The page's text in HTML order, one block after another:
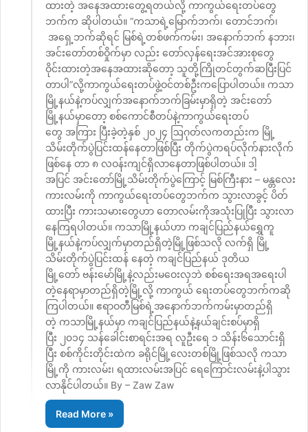
ထားတဲ့ အနေအထားတွေ့ရတယ်လို့ ကာကွယ်ရေးတပ်တွေ
ဘက်က ဆိုပါတယ်။ “ကသာရဲ့မြောက်ဘက်၊ တောင်ဘက်၊
အရှေ့ဘက်ဆိုရင် မြစ်ရဲ့တစ်ဖက်ကမ်း၊ အနောက်ဘက် နဘား၊
အင်းတော်တစ်ဝှိုက်မှာ လည်း တော်လှန်ရေးအင်အားစုတွေ
ဝိုင်းထားတဲ့အနေအထားဆိုတော့ သူတို့ကြိုတင်တွက်ဆပြီးပြင်
တာပါ”လို့ကာကွယ်ရေးတပ်ဖွဲ့ဝင်တစ်ဦးကပြောပါတယ်။ ကသာ
မြို့နယ်နဲ့ကပ်လျှက်အနောက်ဘက်ခြမ်းမှာရှိတဲ့ အင်းတော်
မြို့နယ်မှာတော့ စစ်ကောင်စီတပ်နဲ့ကာကွယ်ရေးတပ်
တွေ အကြား ပြီးခဲ့တဲ့နှစ် ၂၀၂၄ ဩဂုတ်လကတည်းက မြို့
သိမ်းတိုက်ပွဲပြင်းထန်နေတာဖြစ်ပြီး တိုက်ပွဲကရပ်လိုက်နားလိုက်
ဖြစ်နေ တာ ၈ လဝန်းကျင်ရှိလာနေတာဖြစ်ပါတယ်။ ဒါ့
အပြင် အင်းတော်မြို့သိမ်းတိုက်ပွဲကြောင့် မြစ်ကြီးနား – မန္တလေး
ကားလမ်းကို ကာကွယ်ရေးတပ်တွေဘက်က သွားလာခွင့် ပိတ်
ထားပြီး ကားသမားတွေဟာ တောလမ်းကိုအသုံးပြုပြီး သွားလာ
နေကြရပါတယ်။ ကသာမြို့နယ်ဟာ ကချင်ပြည်နယ်ရွှေကူ
မြို့နယ်နဲ့ကပ်လျှက်မှာတည်ရှိတဲ့မြို့ဖြစ်သလို လက်ရှိ မြို့
သိမ်းတိုက်ပွဲပြင်းထန် နေတဲ့ ကချင်ပြည်နယ် ဒုတိယ
မြို့တော် ဗန်းမော်မြို့နဲ့လည်းမဝေးလှဘဲ စစ်ရေးအရအရေးပါ
တဲ့နေရာမှာတည်ရှိတဲ့မြို့လို့ ကာကွယ် ရေးတပ်တွေဘက်ကဆို
ကြပါတယ်။ ဧရာဝတီမြစ်ရဲ့အနောက်ဘက်ကမ်းမှာတည်ရှိ
တဲ့ ကသာမြို့နယ်မှာ ကချင်ပြည်နယ်နဲ့နယ်ချင်းစပ်မှာရှိ
ပြီး ၂၀၁၄ သန်ခေါင်းစာရင်းအရ လူဦးရေ ၁ သိန်း၆သောင်းရှိ
ပြီး စစ်ကိုင်းတိုင်းထဲက ခရိုင်မြို့လေးတစ်မြို့ဖြစ်သလို ကသာ
မြို့ကို ကားလမ်း၊ ရထားလမ်းအပြင် ရေကြောင်းလမ်းနဲ့ပါသွား
လာနိုင်ပါတယ်။ By – Zaw Zaw
Read More »